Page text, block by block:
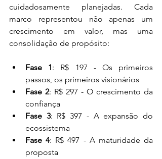
cuidadosamente planejadas. Cada
marco representou não apenas um
crescimento em valor, mas uma
consolidação de propósito:
Fase 1: R$ 197 - Os primeiros
passos, os primeiros visionários
Fase 2: R$ 297 - O crescimento da
confiança
Fase 3: R$ 397 - A expansão do
ecossistema
Fase 4: R$ 497 - A maturidade da
proposta